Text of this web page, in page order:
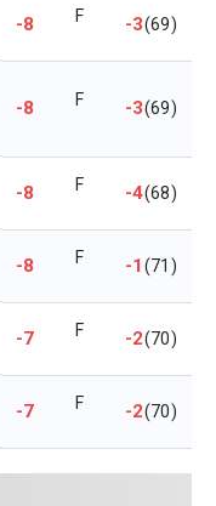
-8 F -3(69)
-8 F -3(69)
-8 F -4(68)
-8 F -1(71)
-7 F -2(70)
-7 F -2(70)